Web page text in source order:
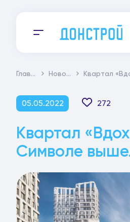
Главная Новости
05.05.2022 272
Квартал
Символе